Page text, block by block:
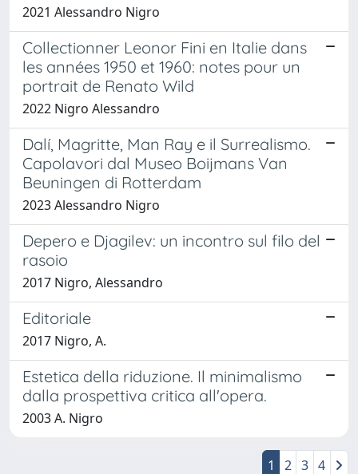
2021 Alessandro Nigro
Collectionner Leonor Fini en Italie dans
les années 1950 et 1960: notes pour un
portrait de Renato Wild
2022 Nigro Alessandro
Dalí, Magritte, Man Ray e il Surrealismo.
Capolavori dal Museo Boijmans Van
Beuningen di Rotterdam
2023 Alessandro Nigro
Depero e Djagilev: un incontro sul filo del
rasoio
2017 Nigro, Alessandro
Editoriale
2017 Nigro, A.
Estetica della riduzione. Il minimalismo
dalla prospettiva critica all'opera.
2003 A. Nigro
1 2 3 4